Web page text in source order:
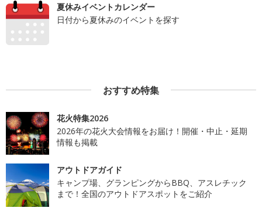
夏休みイベントカレンダー
日付から夏休みのイベントを探す
おすすめ特集
花火特集2026
2026年の花火大会情報をお届け！開催・中止・延期
情報も掲載
アウトドアガイド
キャンプ場、グランピングからBBQ、アスレチック
まで！全国のアウトドアスポットをご紹介